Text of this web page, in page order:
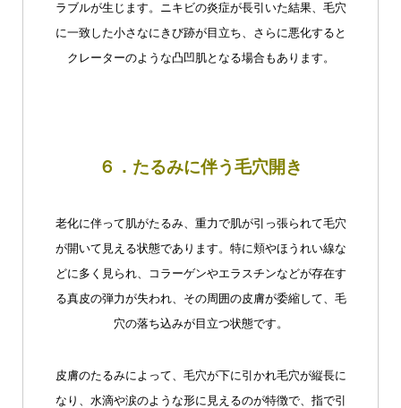
ラブルが生じます。ニキビの炎症が長引いた結果、毛穴
に一致した小さなにきび跡が目立ち、さらに悪化すると
クレーターのような凸凹肌となる場合もあります。
６．たるみに伴う毛穴開き
老化に伴って肌がたるみ、重力で肌が引っ張られて毛穴
が開いて見える状態であります。特に頬やほうれい線な
どに多く見られ、コラーゲンやエラスチンなどが存在す
る真皮の弾力が失われ、その周囲の皮膚が委縮して、毛
穴の落ち込みが目立つ状態です。
皮膚のたるみによって、毛穴が下に引かれ毛穴が縦長に
なり、水滴や涙のような形に見えるのが特徴で、指で引